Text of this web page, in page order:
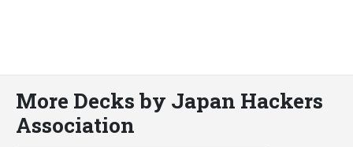
More Decks by Japan Hackers
Association